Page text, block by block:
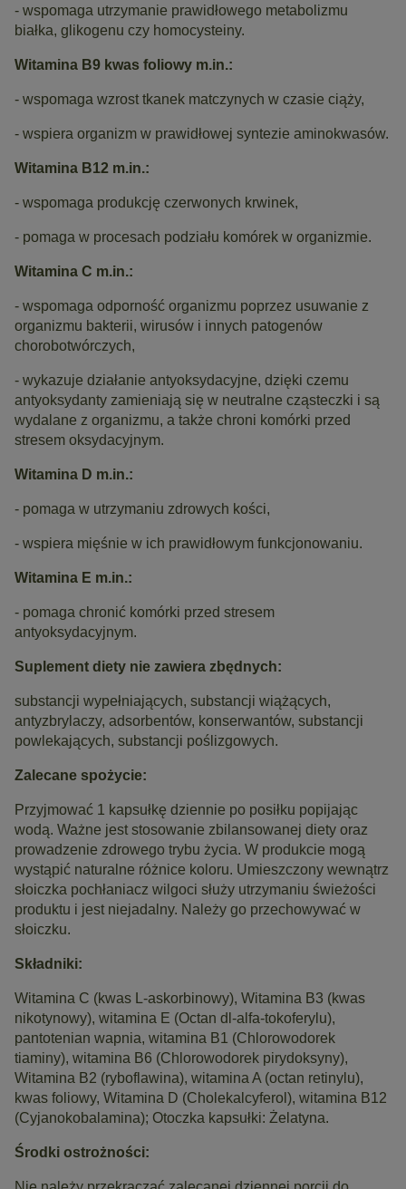
- wspomaga utrzymanie prawidłowego metabolizmu
białka, glikogenu czy homocysteiny.
Witamina B9 kwas foliowy m.in.:
- wspomaga wzrost tkanek matczynych w czasie ciąży,
- wspiera organizm w prawidłowej syntezie aminokwasów.
Witamina B12 m.in.:
- wspomaga produkcję czerwonych krwinek,
- pomaga w procesach podziału komórek w organizmie.
Witamina C m.in.:
- wspomaga odporność organizmu poprzez usuwanie z
organizmu bakterii, wirusów i innych patogenów
chorobotwórczych,
- wykazuje działanie antyoksydacyjne, dzięki czemu
antyoksydanty zamieniają się w neutralne cząsteczki i są
wydalane z organizmu, a także chroni komórki przed
stresem oksydacyjnym.
Witamina D m.in.:
- pomaga w utrzymaniu zdrowych kości,
- wspiera mięśnie w ich prawidłowym funkcjonowaniu.
Witamina E m.in.:
- pomaga chronić komórki przed stresem
antyoksydacyjnym.
Suplement diety nie zawiera zbędnych:
substancji wypełniających, substancji wiążących,
antyzbrylaczy, adsorbentów, konserwantów, substancji
powlekających, substancji poślizgowych.
Zalecane spożycie:
Przyjmować 1 kapsułkę dziennie po posiłku popijając
wodą. Ważne jest stosowanie zbilansowanej diety oraz
prowadzenie zdrowego trybu życia. W produkcie mogą
wystąpić naturalne różnice koloru. Umieszczony wewnątrz
słoiczka pochłaniacz wilgoci służy utrzymaniu świeżości
produktu i jest niejadalny. Należy go przechowywać w
słoiczku.
Składniki:
Witamina C (kwas L-askorbinowy), Witamina B3 (kwas
nikotynowy), witamina E (Octan dl-alfa-tokoferylu),
pantotenian wapnia, witamina B1 (Chlorowodorek
tiaminy), witamina B6 (Chlorowodorek pirydoksyny),
Witamina B2 (ryboflawina), witamina A (octan retinylu),
kwas foliowy, Witamina D (Cholekalcyferol), witamina B12
(Cyjanokobalamina); Otoczka kapsułki: Żelatyna.
Środki ostrożności: